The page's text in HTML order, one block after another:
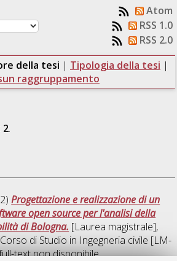
Atom
RSS 1.0
RSS 2.0
della tesi | Tipologia della tesi |
raggruppamento
2.
Progettazione e realizzazione di un
open source per l'analisi della
di Bologna. [Laurea magistrale],
di Studio in Ingegneria civile [LM-
text non disponibile